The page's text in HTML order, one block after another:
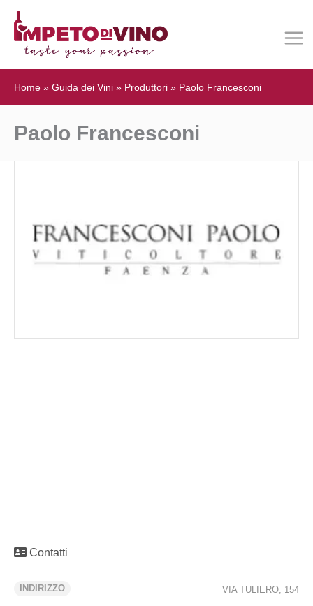
Home » Guida dei Vini » Produttori » Paolo Francesconi
Paolo Francesconi
Contatti
INDIRIZZO VIA TULIERO, 154